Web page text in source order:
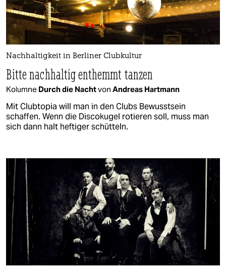
Nachhaltigkeit in Berliner Clubkultur
Bitte nachhaltig enthemmt tanzen
Kolumne Durch die Nachtvon Andreas Hartmann
Mit Clubtopia will man in den Clubs Bewusstsein
schaffen. Wenn die Discokugel rotieren soll, muss man
sich dann halt heftiger schütteln.